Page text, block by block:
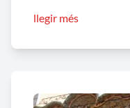
cornisa dentada
les cases veïnes
llegir més